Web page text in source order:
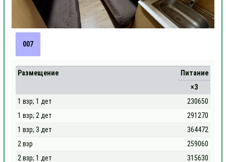
007
Размещение
Питание
×3
1 взр; 1 дет
230650
1 взр; 2 дет
291270
1 взр; 3 дет
364472
2 взр
259060
2 взр; 1 дет
315630